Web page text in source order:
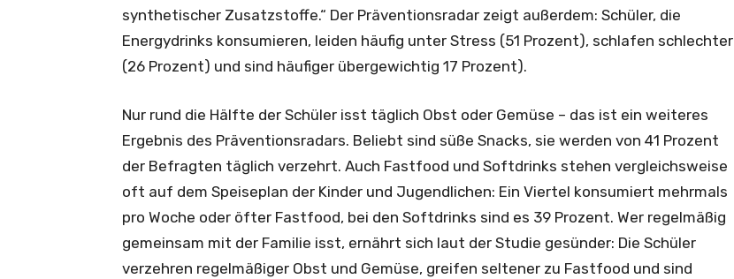
synthetischer Zusatzstoffe.“ Der Präventionsradar zeigt außerdem: Schüler, die
Energydrinks konsumieren, leiden häufig unter Stress (51 Prozent), schlafen schlechter
(26 Prozent) und sind häufiger übergewichtig 17 Prozent).
Nur rund die Hälfte der Schüler isst täglich Obst oder Gemüse – das ist ein weiteres
Ergebnis des Präventionsradars. Beliebt sind süße Snacks, sie werden von 41 Prozent
der Befragten täglich verzehrt. Auch Fastfood und Softdrinks stehen vergleichsweise
oft auf dem Speiseplan der Kinder und Jugendlichen: Ein Viertel konsumiert mehrmals
pro Woche oder öfter Fastfood, bei den Softdrinks sind es 39 Prozent. Wer regelmäßig
gemeinsam mit der Familie isst, ernährt sich laut der Studie gesünder: Die Schüler
verzehren regelmäßiger Obst und Gemüse, greifen seltener zu Fastfood und sind